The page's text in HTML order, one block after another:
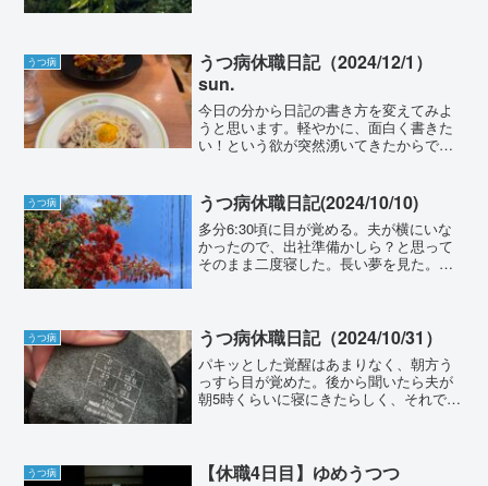
ーヒー牛乳起き上...
うつ病
うつ病休職日記（2024/12/1）
sun.
今日の分から日記の書き方を変えてみよ
うと思います。軽やかに、面白く書きた
い！という欲が突然湧いてきたからで
食：バナナ、ヨーグルト、ミロ牛乳昼
食：パンチのあるパスタ屋（ロ...
うつ病 うつ病休職日記(2024/10/10)
多分6:30頃に目が覚める。夫が横にいな
かったので、出社準備かしら？と思って
そのまま二度寝した。長い夢を見た。け
が、あまりの眠...
うつ病 うつ病休職日記（2024/10/31）
パキッとした覚醒はあまりなく、朝方う
っすら目が覚めた。後から聞いたら夫が
朝5時くらいに寝にきたらしく、それで私
に。アラームがなる前の8...
うつ病 【休職4日目】ゆめうつつ